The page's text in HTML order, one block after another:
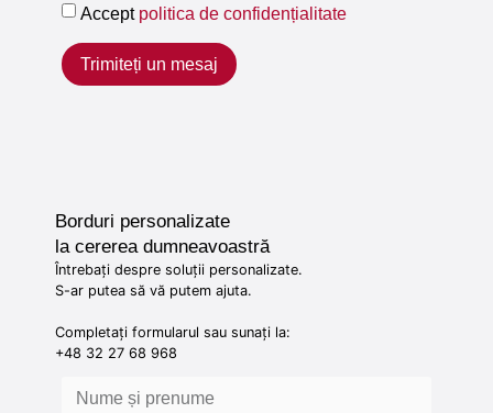
Accept politica de confidențialitate
Trimiteți un mesaj
Borduri personalizate
la cererea dumneavoastră
Întrebați despre soluții personalizate.
S-ar putea să vă putem ajuta.
Completați formularul sau sunați la:
+48 32 27 68 968